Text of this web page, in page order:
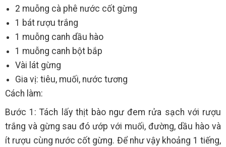
2 muỗng cà phê nước cốt gừng
1 bát rượu trắng
1 muỗng canh dầu hào
1 muỗng canh bột bắp
Vài lát gừng
Gia vị: tiêu, muối, nước tương
Cách làm:
Bước 1: Tách lấy thịt bào ngư đem rửa sạch với rượu
trắng và gừng sau đó ướp với muối, đường, dầu hào và
ít rượu cùng nước cốt gừng. Để như vậy khoảng 1 tiếng,